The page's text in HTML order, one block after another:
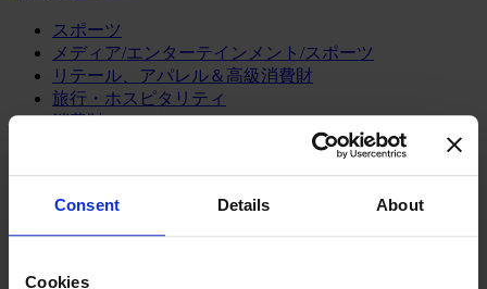
Consent Details About
Cookies
スポーツ
メディア/エンターテインメント/スポーツ
リテール、アパレル＆高級消費財
旅行・ホスピタリティ
消費財
エネルギー